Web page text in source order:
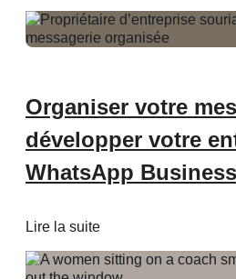
Organiser votre
développer votre
WhatsApp Business
Lire la suite